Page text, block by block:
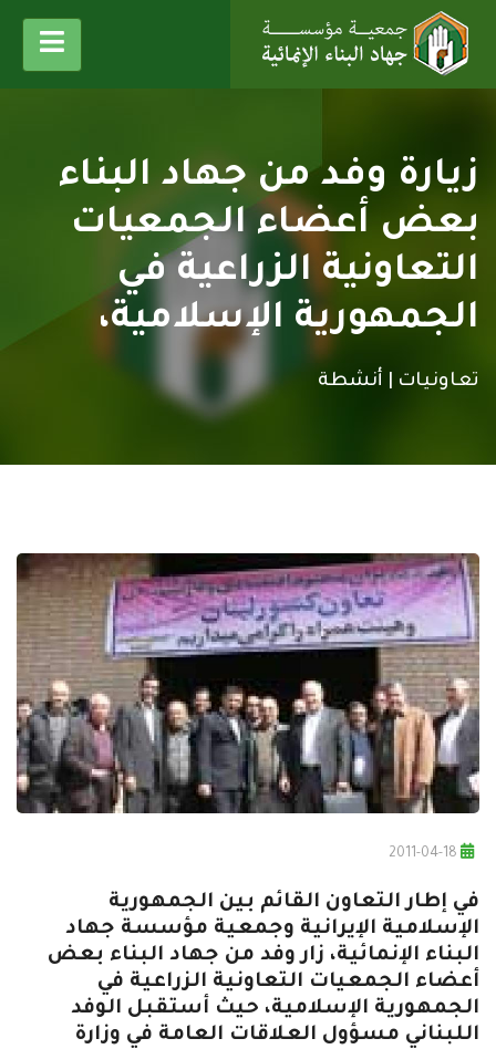
زيارة وفد من جهاد البناء
بعض أعضاء الجمعيات
التعاونية الزراعية في
الجمهورية الإسلامية،
تعاونيات | أنشطة
في إطار التعاون القائم بين الجمهورية
الإسلامية الإيرانية وجمعية مؤسسة جهاد
البناء الإنمائية، زار وفد من جهاد البناء بعض
أعضاء الجمعيات التعاونية الزراعية في
الجمهورية الإسلامية، حيث أستقبل الوفد
اللبناني مسؤول العلاقات العامة في وزارة